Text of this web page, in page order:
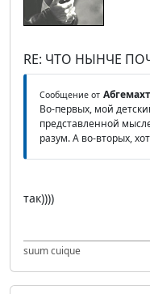
RE: ЧТО НЫНЧЕ
Сообщение от Абгемахт
Во-первых, мой
представленной
разум. А во-вторых,
так))))
suum cuique